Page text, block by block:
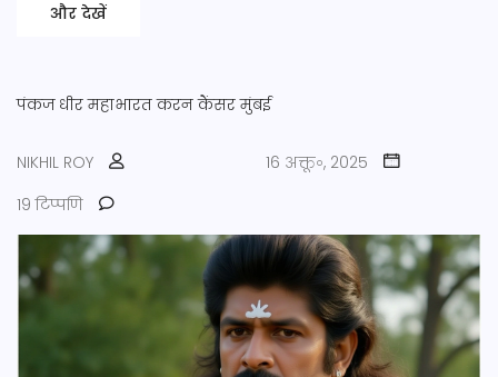
और देखें
पंकज धीर महाभारत करन कैंसर मुंबई
NIKHIL ROY
16 अक्तू॰, 2025
19 टिप्पणि